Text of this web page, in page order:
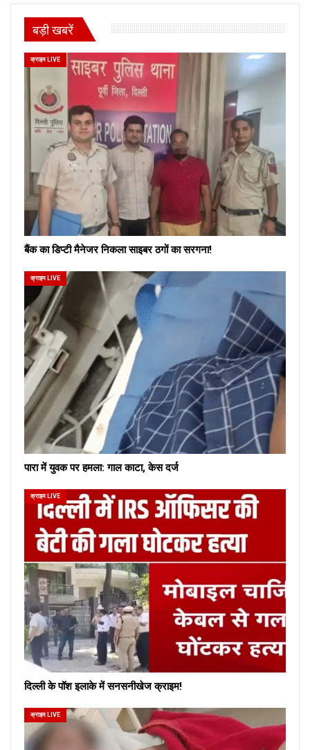
बड़ी खबरें
क्राइम LIVE
बैंक का डिप्टी मैनेजर निकला साइबर ठगों का सरगना!
क्राइम LIVE
पारा में युवक पर हमला: गाल काटा, केस दर्ज
क्राइम LIVE
दिल्ली के पॉश इलाके में सनसनीखेज क्राइम!
क्राइम LIVE